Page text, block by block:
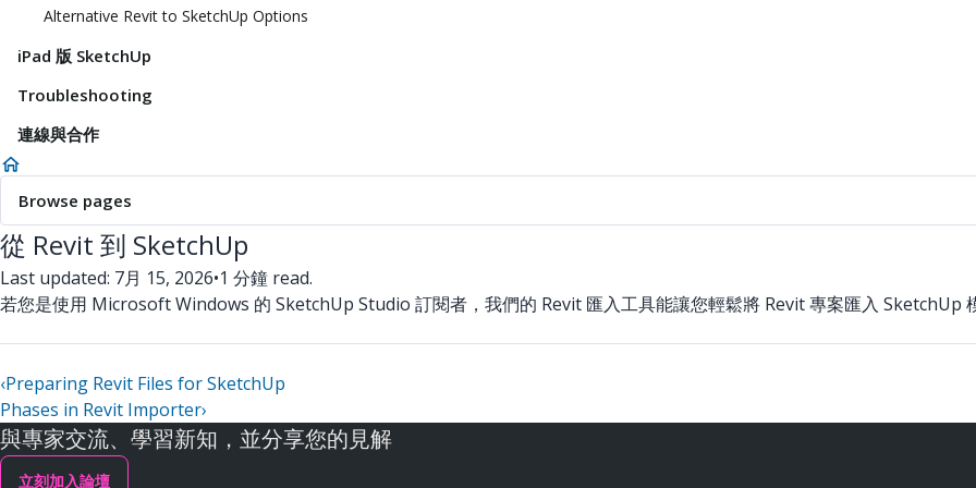
Alternative Revit to SketchUp Options
iPad 版 SketchUp
Troubleshooting
連線與合作
Browse pages
從 Revit 到 SketchUp
Last updated: 7月 15, 2026•1 分鐘 read.
若您是使用 Microsoft Windows 的 SketchUp Studio 訂閱者，我們的 Revit 匯入工具能讓您輕鬆將 Revit 專案匯入 SketchUp
‹Preparing Revit Files for SketchUp
Phases in Revit Importer›
與專家交流、學習新知，並分享您的見解
立刻加入論壇